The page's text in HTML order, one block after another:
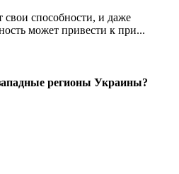
способности, и даже
может привести к при...
регионы Украины?